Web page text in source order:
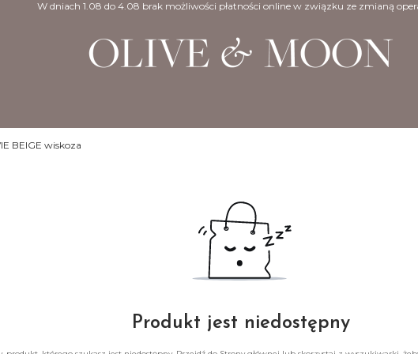
W dniach 1.08 do 4.08 brak możliwości płatności online w związku ze zmianą
BEIGE wiskoza
Produkt jest niedostępny